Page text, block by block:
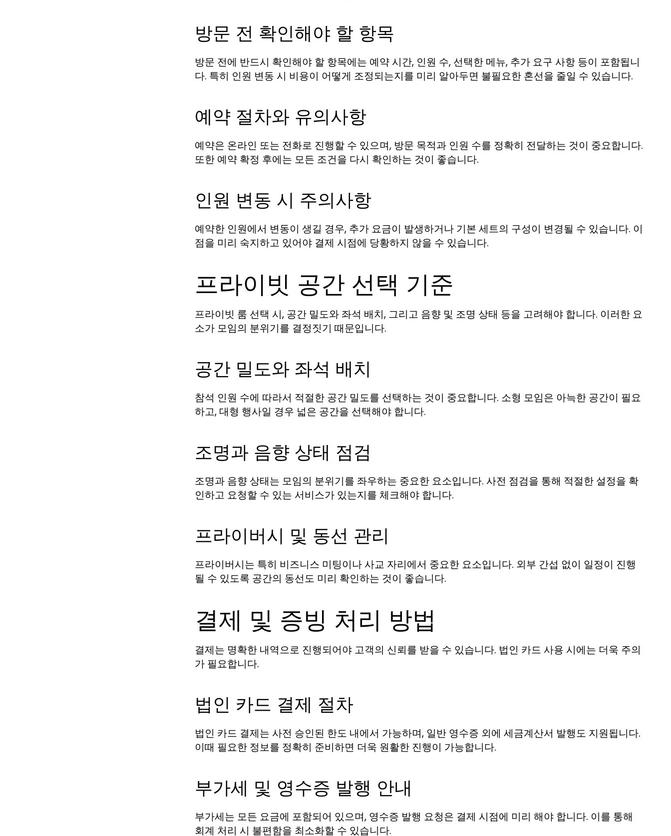
방문 전 확인해야 할 항목
방문 전에 반드시 확인해야 할 항목에는 예약 시간, 인원 수, 선택한 메뉴, 추가 요구 사항 등이 포함됩니
다. 특히 인원 변동 시 비용이 어떻게 조정되는지를 미리 알아두면 불필요한 혼선을 줄일 수 있습니다.
예약 절차와 유의사항
예약은 온라인 또는 전화로 진행할 수 있으며, 방문 목적과 인원 수를 정확히 전달하는 것이 중요합니다.
또한 예약 확정 후에는 모든 조건을 다시 확인하는 것이 좋습니다.
인원 변동 시 주의사항
예약한 인원에서 변동이 생길 경우, 추가 요금이 발생하거나 기본 세트의 구성이 변경될 수 있습니다. 이
점을 미리 숙지하고 있어야 결제 시점에 당황하지 않을 수 있습니다.
프라이빗 공간 선택 기준
프라이빗 룸 선택 시, 공간 밀도와 좌석 배치, 그리고 음향 및 조명 상태 등을 고려해야 합니다. 이러한 요
소가 모임의 분위기를 결정짓기 때문입니다.
공간 밀도와 좌석 배치
참석 인원 수에 따라서 적절한 공간 밀도를 선택하는 것이 중요합니다. 소형 모임은 아늑한 공간이 필요
하고, 대형 행사일 경우 넓은 공간을 선택해야 합니다.
조명과 음향 상태 점검
조명과 음향 상태는 모임의 분위기를 좌우하는 중요한 요소입니다. 사전 점검을 통해 적절한 설정을 확
인하고 요청할 수 있는 서비스가 있는지를 체크해야 합니다.
프라이버시 및 동선 관리
프라이버시는 특히 비즈니스 미팅이나 사교 자리에서 중요한 요소입니다. 외부 간섭 없이 일정이 진행
될 수 있도록 공간의 동선도 미리 확인하는 것이 좋습니다.
결제 및 증빙 처리 방법
결제는 명확한 내역으로 진행되어야 고객의 신뢰를 받을 수 있습니다. 법인 카드 사용 시에는 더욱 주의
가 필요합니다.
법인 카드 결제 절차
법인 카드 결제는 사전 승인된 한도 내에서 가능하며, 일반 영수증 외에 세금계산서 발행도 지원됩니다.
이때 필요한 정보를 정확히 준비하면 더욱 원활한 진행이 가능합니다.
부가세 및 영수증 발행 안내
부가세는 모든 요금에 포함되어 있으며, 영수증 발행 요청은 결제 시점에 미리 해야 합니다. 이를 통해
회계 처리 시 불편함을 최소화할 수 있습니다.